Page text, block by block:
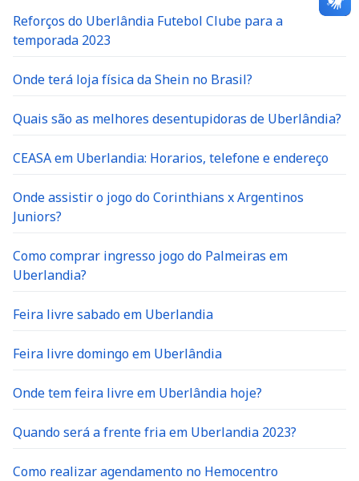
Reforços do Uberlândia Futebol Clube para a
temporada 2023
Onde terá loja física da Shein no Brasil?
Quais são as melhores desentupidoras de Uberlândia?
CEASA em Uberlandia: Horarios, telefone e endereço
Onde assistir o jogo do Corinthians x Argentinos
Juniors?
Como comprar ingresso jogo do Palmeiras em
Uberlandia?
Feira livre sabado em Uberlandia
Feira livre domingo em Uberlândia
Onde tem feira livre em Uberlândia hoje?
Quando será a frente fria em Uberlandia 2023?
Como realizar agendamento no Hemocentro